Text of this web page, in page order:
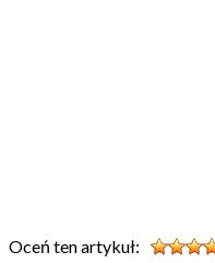
Oceń ten artykuł: